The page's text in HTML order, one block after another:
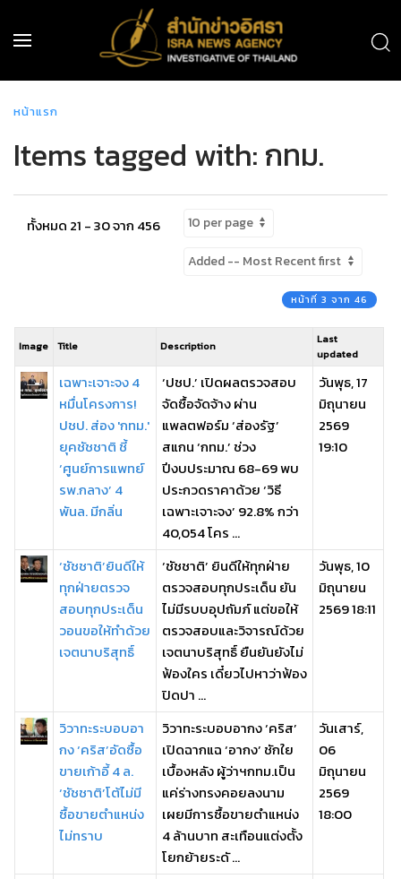
หน้าแรก
Items tagged with: กทม.
ทั้งหมด 21 - 30 จาก 456
หน้าที่ 3 จาก 46
Image Title Description
Last
updated
เฉพาะเจาะจง 4
หมื่นโครงการ!
ปชป. ส่อง 'กทม.'
ยุคชัชชาติ ชี้
‘ศูนย์การแพทย์
รพ.กลาง’ 4
พันล. มีกลิ่น
‘ปชป.’ เปิดผลตรวจสอบ
จัดซื้อจัดจ้าง ผ่าน
แพลตฟอร์ม ‘ส่องรัฐ’
สแกน ‘กทม.’ ช่วง
ปีงบประมาณ 68-69 พบ
ประกวดราคาด้วย ‘วิธี
เฉพาะเจาะจง’ 92.8% กว่า
40,054 โคร ...
วันพุธ, 17
มิถุนายน
2569
19:10
‘ชัชชาติ’ยินดีให้
ทุกฝ่ายตรวจ
สอบทุกประเด็น
วอนขอให้ทำด้วย
เจตนาบริสุทธิ์
‘ชัชชาติ’ ยินดีให้ทุกฝ่าย
ตรวจสอบทุกประเด็น ยัน
ไม่มีรบบอุปถัมภ์ แต่ขอให้
ตรวจสอบและวิจารณ์ด้วย
เจตนาบริสุทธิ์ ยืนยันยังไม่
ฟ้องใคร เดี๋ยวไปหาว่าฟ้อง
ปิดปา ...
วันพุธ, 10
มิถุนายน
2569 18:11
วิวาทะระบอบอา
กง ‘คริส’อัดซื้อ
ขายเก้าอี้ 4 ล.
‘ชัชชาติ’โต้ไม่มี
ซื้อขายตำแหน่ง
ไม่ทราบ
วิวาทะระบอบอากง ‘คริส’
เปิดฉากแฉ ‘อากง’ ชักใย
เบื้องหลัง ผู้ว่าฯกทม.เป็น
แค่ร่างทรงคอยลงนาม
เผยมีการซื้อขายตำแหน่ง
4 ล้านบาท สะเทือนแต่งตั้ง
โยกย้ายระดั ...
วันเสาร์,
06
มิถุนายน
2569
18:00